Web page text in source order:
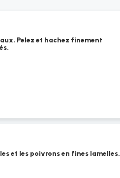
Pelez et hachez finement
et les poivrons en fines lamelles.